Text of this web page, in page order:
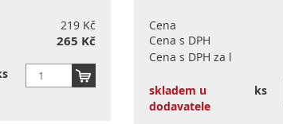
219 Kč
265 Kč
Cena
Cena s DPH
Cena s DPH za l
skladem u
dodavatele
ks